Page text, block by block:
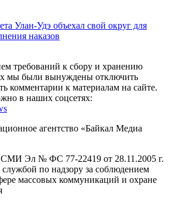
Улан-Удэ объехал свой округ для
наказов
требований к сбору и хранению
мы были вынуждены отключить
комментарии к материалам на сайте.
в наших соцсетях:
агентство «Байкал Медиа
СМИ Эл № ФС 77-22419 от 28.11.2005 г.
по надзору за соблюдением
массовых коммуникаций и охране